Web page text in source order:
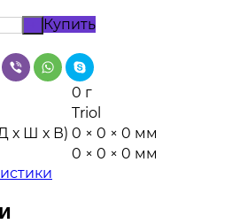
Купить
0 г
Triol
х Ш х В) 0 × 0 × 0 мм
0 × 0 × 0 мм